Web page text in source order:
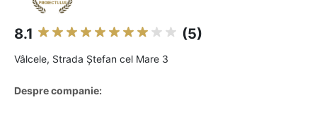
8.1 (5)
Vâlcele, Strada Ștefan cel Mare 3
Despre companie: